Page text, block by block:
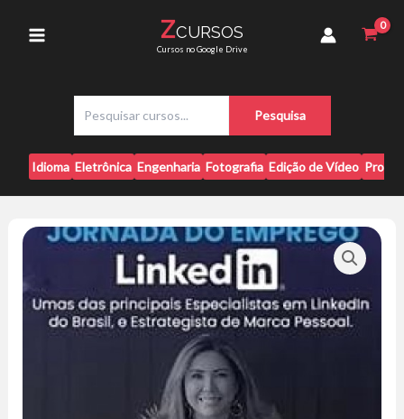
Menu
ZCURSOS
Cursos no Google Drive
s
q
u
i
a
r
Pesquisa
Idioma Eletrônica Engenharia Fotografia Edição de Vídeo
LinkedIn